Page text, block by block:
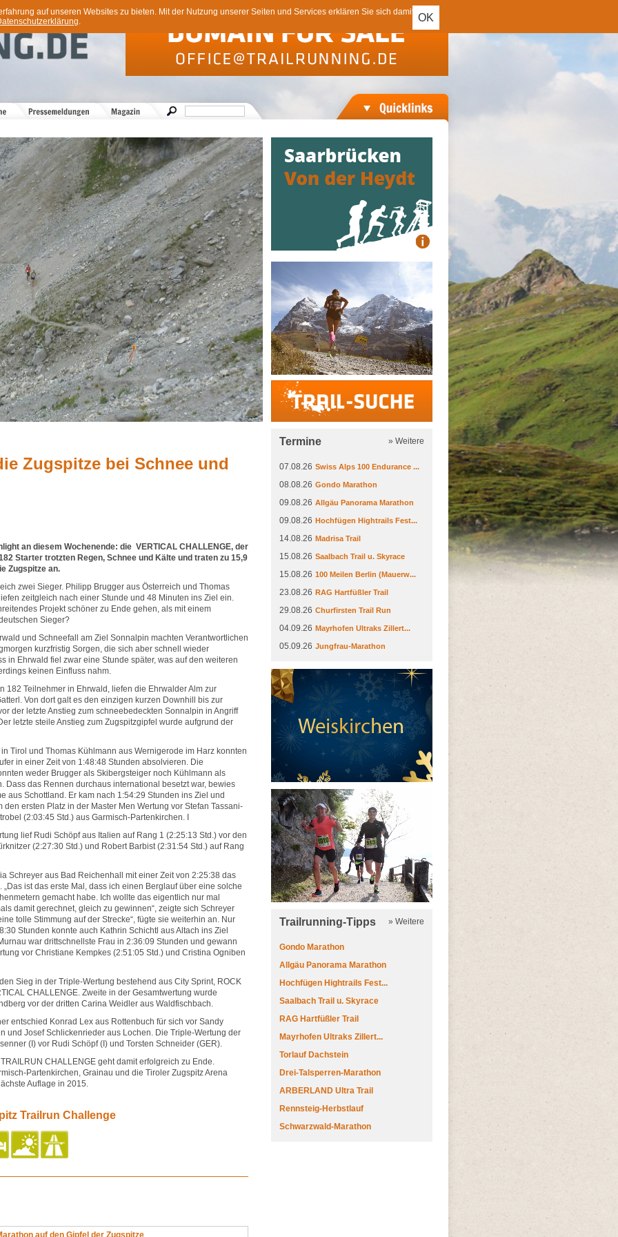
OK
auf unseren Websites zu bieten. Mit der Nutzung unserer Seiten und Services erklären Sie sich damit
.
Trail-Suche
Zugspitze bei Schnee und
an diesem Wochenende: die VERTICAL CHALLENGE, der
Starter trotzten Regen, Schnee und Kälte und traten zu 15,9
Zugspitze an.
zwei Sieger. Philipp Brugger aus Österreich und Thomas
zeitgleich nach einer Stunde und 48 Minuten ins Ziel ein.
Projekt schöner zu Ende gehen, als mit einem
Sieger?
und Schneefall am Ziel Sonnalpin machten Verantwortlichen
kurzfristig Sorgen, die sich aber schnell wieder
in Ehrwald fiel zwar eine Stunde später, was auf den weiteren
keinen Einfluss nahm.
182 Teilnehmer in Ehrwald, liefen die Ehrwalder Alm zur
Von dort galt es den einzigen kurzen Downhill bis zur
der letzte Anstieg zum schneebedeckten Sonnalpin in Angriff
letzte steile Anstieg zum Zugspitzgipfel wurde aufgrund der
Tirol und Thomas Kühlmann aus Wernigerode im Harz konnten
in einer Zeit von 1:48:48 Stunden absolvieren. Die
weder Brugger als Skibergsteiger noch Kühlmann als
Dass das Rennen durchaus international besetzt war, bewies
aus Schottland. Er kam nach 1:54:29 Stunden ins Ziel und
ersten Platz in der Master Men Wertung vor Stefan Tassani-
(2:03:45 Std.) aus Garmisch-Partenkirchen. I
lief Rudi Schöpf aus Italien auf Rang 1 (2:25:13 Std.) vor den
(2:27:30 Std.) und Robert Barbist (2:31:54 Std.) auf Rang
Schreyer aus Bad Reichenhall mit einer Zeit von 2:25:38 das
ist das erste Mal, dass ich einen Berglauf über eine solche
gemacht habe. Ich wollte das eigentlich nur mal
damit gerechnet, gleich zu gewinnen“, zeigte sich Schreyer
tolle Stimmung auf der Strecke“, fügte sie weiterhin an. Nur
Stunden konnte auch Kathrin Schichtl aus Altach ins Ziel
war drittschnellste Frau in 2:36:09 Stunden und gewann
vor Christiane Kempkes (2:51:05 Std.) und Cristina Ogniben
Sieg in der Triple-Wertung bestehend aus City Sprint, ROCK
CHALLENGE. Zweite in der Gesamtwertung wurde
vor der dritten Carina Weidler aus Waldfischbach.
entschied Konrad Lex aus Rottenbuch für sich vor Sandy
und Josef Schlickenrieder aus Lochen. Die Triple-Wertung der
(I) vor Rudi Schöpf (I) und Torsten Schneider (GER).
CHALLENGE geht damit erfolgreich zu Ende.
Partenkirchen, Grainau und die Tiroler Zugspitz Arena
Auflage in 2015.
Trailrun Challenge
auf den Gipfel der Zugspitze
Termine » Weitere
07.08.26 Swiss Alps 100 Endurance ...
08.08.26 Gondo Marathon
09.08.26 Allgäu Panorama Marathon
09.08.26 Hochfügen Hightrails Fest...
14.08.26 Madrisa Trail
15.08.26 Saalbach Trail u. Skyrace
15.08.26 100 Meilen Berlin (Mauerw...
23.08.26 RAG Hartfüßler Trail
29.08.26 Churfirsten Trail Run
04.09.26 Mayrhofen Ultraks Zillert...
05.09.26 Jungfrau-Marathon
Trailrunning-Tipps » Weitere
Gondo Marathon
Allgäu Panorama Marathon
Hochfügen Hightrails Fest...
Saalbach Trail u. Skyrace
RAG Hartfüßler Trail
Mayrhofen Ultraks Zillert...
Torlauf Dachstein
Drei-Talsperren-Marathon
ARBERLAND Ultra Trail
Rennsteig-Herbstlauf
Schwarzwald-Marathon